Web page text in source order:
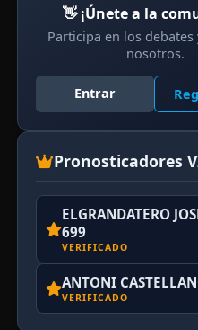
👋 ¡Únete a la
Participa en los debates
nosotros.
Entrar
Pronosticadores
ELGRANDATERO
699
VERIFICADO
ANTONI
VERIFICADO